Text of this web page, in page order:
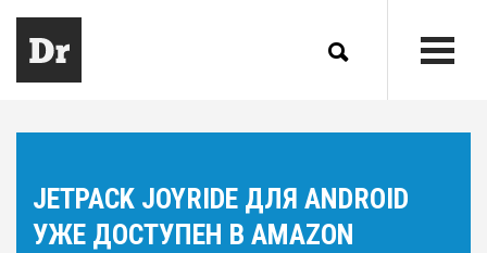
JETPACK JOYRIDE ДЛЯ ANDROID
УЖЕ ДОСТУПЕН В AMAZON